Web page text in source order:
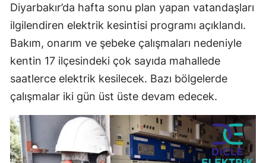
Diyarbakır’da hafta sonu plan yapan vatandaşları
ilgilendiren elektrik kesintisi programı açıklandı.
Bakım, onarım ve şebeke çalışmaları nedeniyle
kentin 17 ilçesindeki çok sayıda mahallede
saatlerce elektrik kesilecek. Bazı bölgelerde
çalışmalar iki gün üst üste devam edecek.